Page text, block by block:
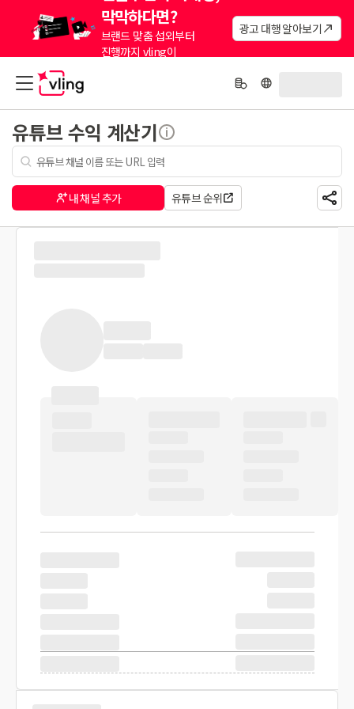
막막하다면?
브랜드 맞춤 섭외부터
진행까지 vling이
광고 대행 알아보기
유튜브 수익 계산기
내 채널 추가 유튜브 순위